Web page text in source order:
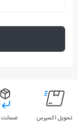
تحویل اکسپرس ضمانت